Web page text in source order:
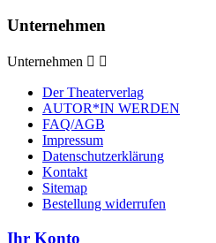
Unternehmen
Unternehmen  
Der Theaterverlag
AUTOR*IN WERDEN
FAQ/AGB
Impressum
Datenschutzerklärung
Kontakt
Sitemap
Bestellung widerrufen
Ihr Konto